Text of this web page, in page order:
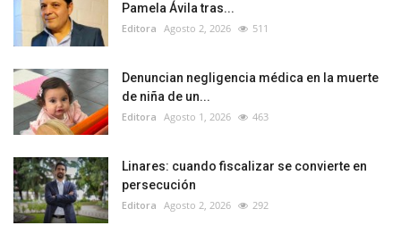
Pamela Ávila tras...
Editora Agosto 2, 2026 511
Denuncian negligencia médica en la muerte
de niña de un...
Editora Agosto 1, 2026 463
Linares: cuando fiscalizar se convierte en
persecución
Editora Agosto 2, 2026 292